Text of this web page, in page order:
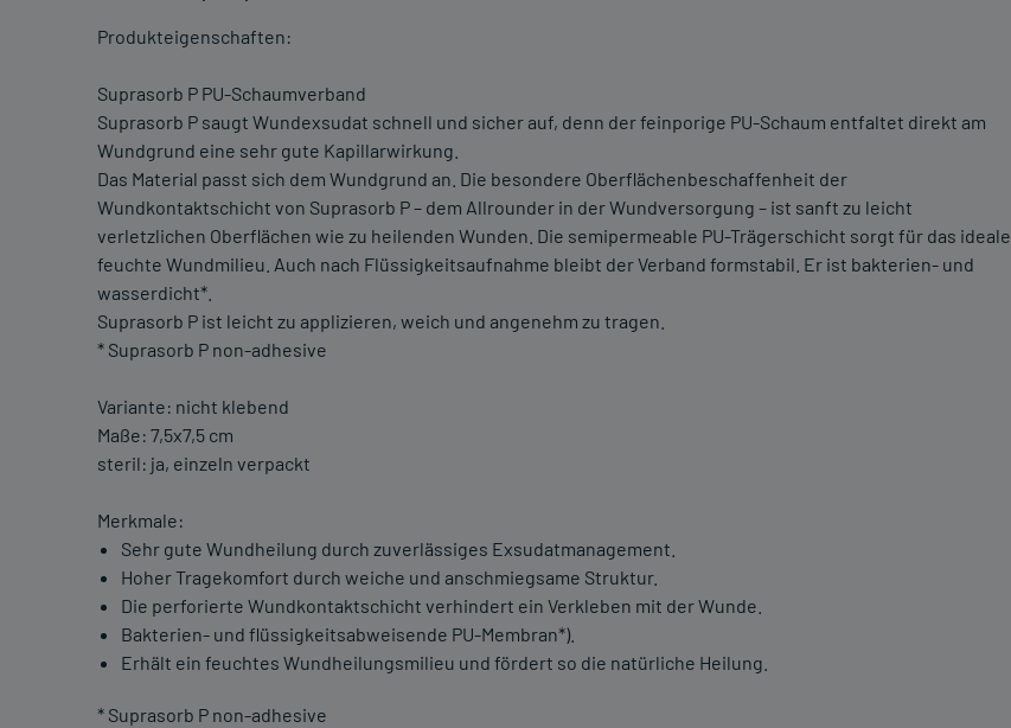
Produkteigenschaften:
Suprasorb P PU-Schaumverband
Suprasorb P saugt Wundexsudat schnell und sicher auf, denn der feinporige PU-Schaum entfaltet direkt am
Wundgrund eine sehr gute Kapillarwirkung.
Das Material passt sich dem Wundgrund an. Die besondere Oberflächenbeschaffenheit der
Wundkontaktschicht von Suprasorb P – dem Allrounder in der Wundversorgung – ist sanft zu leicht
verletzlichen Oberflächen wie zu heilenden Wunden. Die semipermeable PU-Trägerschicht sorgt für das ideale
feuchte Wundmilieu. Auch nach Flüssigkeitsaufnahme bleibt der Verband formstabil. Er ist bakterien- und
wasserdicht*.
Suprasorb P ist leicht zu applizieren, weich und angenehm zu tragen.
* Suprasorb P non-adhesive
Variante: nicht klebend
Maße: 7,5x7,5 cm
steril: ja, einzeln verpackt
Merkmale:
Sehr gute Wundheilung durch zuverlässiges Exsudatmanagement.
Hoher Tragekomfort durch weiche und anschmiegsame Struktur.
Die perforierte Wundkontaktschicht verhindert ein Verkleben mit der Wunde.
Bakterien- und flüssigkeitsabweisende PU-Membran*).
Erhält ein feuchtes Wundheilungsmilieu und fördert so die natürliche Heilung.
* Suprasorb P non-adhesive